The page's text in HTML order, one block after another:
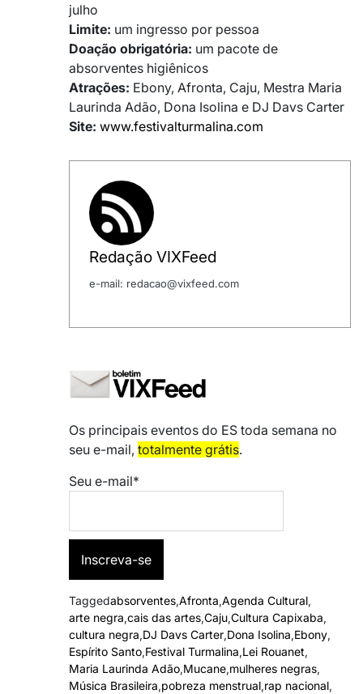
julho
Limite: um ingresso por pessoa
Doação obrigatória: um pacote de
absorventes higiênicos
Atrações: Ebony, Afronta, Caju, Mestra Maria
Laurinda Adão, Dona Isolina e DJ Davs Carter
Site: www.festivalturmalina.com
Redação VIXFeed
e-mail: redacao@vixfeed.com
Os principais eventos do ES toda semana no
seu e-mail, totalmente grátis.
Seu e-mail*
Taggedabsorventes,Afronta,Agenda Cultural,
arte negra,cais das artes,Caju,Cultura Capixaba,
cultura negra,DJ Davs Carter,Dona Isolina,Ebony,
Espírito Santo,Festival Turmalina,Lei Rouanet,
Maria Laurinda Adão,Mucane,mulheres negras,
Música Brasileira,pobreza menstrual,rap nacional,